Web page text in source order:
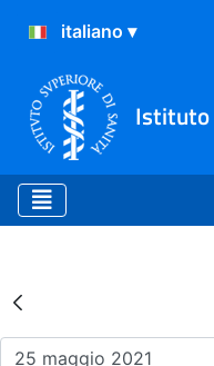
Istituto
Risultati